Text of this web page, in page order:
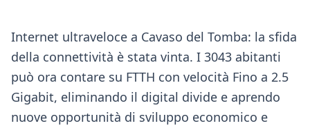
Internet ultraveloce a Cavaso del Tomba: la sfida
della connettività è stata vinta. I 3043 abitanti
può ora contare su FTTH con velocità Fino a 2.5
Gigabit, eliminando il digital divide e aprendo
nuove opportunità di sviluppo economico e